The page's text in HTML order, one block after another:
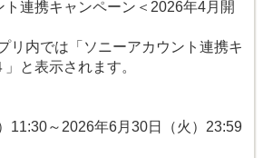
ト連携キャンペーン＜2026年4月開
リ内では「ソニーアカウント連携キ
と表示されます。
11:30～2026年6月30日（火）23:59